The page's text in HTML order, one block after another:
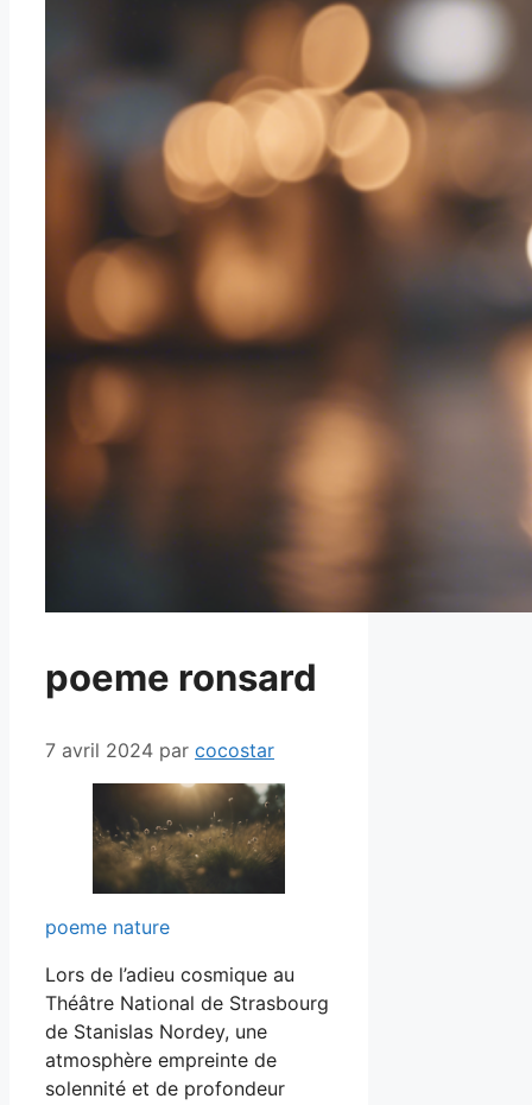
poeme ronsard
7 avril 2024 par cocostar
poeme nature
Lors de l’adieu cosmique au
Théâtre National de Strasbourg
de Stanislas Nordey, une
atmosphère empreinte de
solennité et de profondeur